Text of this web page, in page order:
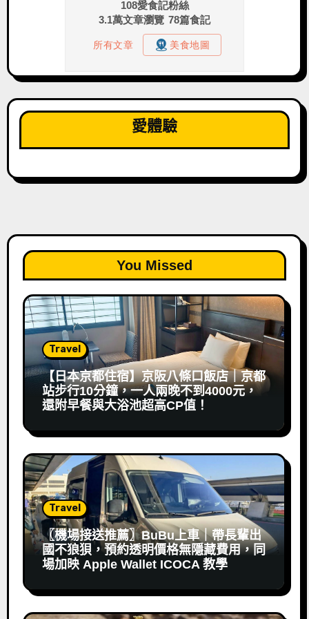
愛體驗
You Missed
Travel
【日本京都住宿】京阪八條口飯店｜京都
站步行10分鐘，一人兩晚不到4000元，
還附早餐與大浴池超高CP值！
Travel
〖機場接送推薦〗BuBu上車｜帶長輩出
國不狼狽，預約透明價格無隱藏費用，同
場加映 Apple Wallet ICOCA 教學